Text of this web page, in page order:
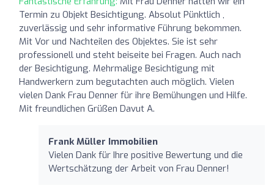
Termin zu Objekt Besichtigung. Absolut Pünktlich ,
zuverlässig und sehr informative Führung bekommen.
Mit Vor und Nachteilen des Objektes. Sie ist sehr
professionell und steht beiseite bei Fragen. Auch nach
der Besichtigung. Mehrmalige Besichtigung mit
Handwerkern zum begutachten auch möglich. Vielen
vielen Dank Frau Denner für ihre Bemühungen und Hilfe.
Mit freundlichen Grüßen Davut A.
Frank Müller Immobilien
Vielen Dank für Ihre positive Bewertung und die
Wertschätzung der Arbeit von Frau Denner!